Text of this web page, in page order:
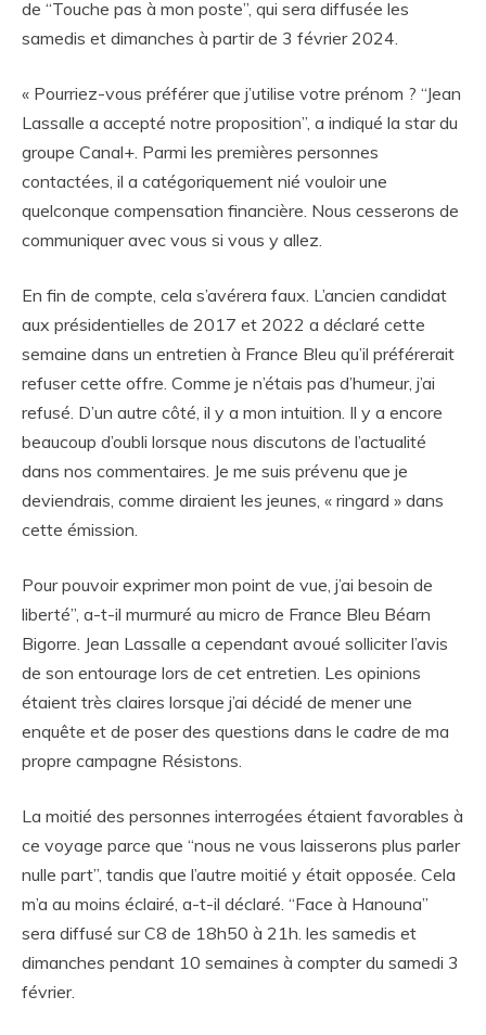
de “Touche pas à mon poste”, qui sera diffusée les
samedis et dimanches à partir de 3 février 2024.
« Pourriez-vous préférer que j’utilise votre prénom ? “Jean
Lassalle a accepté notre proposition”, a indiqué la star du
groupe Canal+. Parmi les premières personnes
contactées, il a catégoriquement nié vouloir une
quelconque compensation financière. Nous cesserons de
communiquer avec vous si vous y allez.
En fin de compte, cela s’avérera faux. L’ancien candidat
aux présidentielles de 2017 et 2022 a déclaré cette
semaine dans un entretien à France Bleu qu’il préférerait
refuser cette offre. Comme je n’étais pas d’humeur, j’ai
refusé. D’un autre côté, il y a mon intuition. Il y a encore
beaucoup d’oubli lorsque nous discutons de l’actualité
dans nos commentaires. Je me suis prévenu que je
deviendrais, comme diraient les jeunes, « ringard » dans
cette émission.
Pour pouvoir exprimer mon point de vue, j’ai besoin de
liberté”, a-t-il murmuré au micro de France Bleu Béarn
Bigorre. Jean Lassalle a cependant avoué solliciter l’avis
de son entourage lors de cet entretien. Les opinions
étaient très claires lorsque j’ai décidé de mener une
enquête et de poser des questions dans le cadre de ma
propre campagne Résistons.
La moitié des personnes interrogées étaient favorables à
ce voyage parce que “nous ne vous laisserons plus parler
nulle part”, tandis que l’autre moitié y était opposée. Cela
m’a au moins éclairé, a-t-il déclaré. “Face à Hanouna”
sera diffusé sur C8 de 18h50 à 21h. les samedis et
dimanches pendant 10 semaines à compter du samedi 3
février.